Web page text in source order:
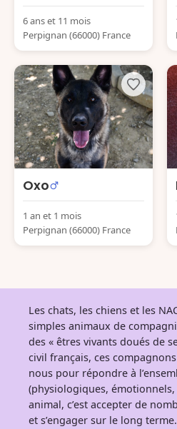
6 ans et 11 mois
Perpignan (66000) France
Oxo
1 an et 1 mois
Perpignan (66000) France
Les chats, les chiens et les
simples animaux de
des « êtres vivants doués de
civil français, ces
nous pour répondre à
(physiologiques,
animal, c’est accepter de
et s’engager sur le long